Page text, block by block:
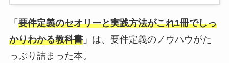
「 要件定義のセオリーと実践方法がこれ1冊でしっ
かりわかる教科書」は、要件定義のノウハウがた
っぷり詰まった本。